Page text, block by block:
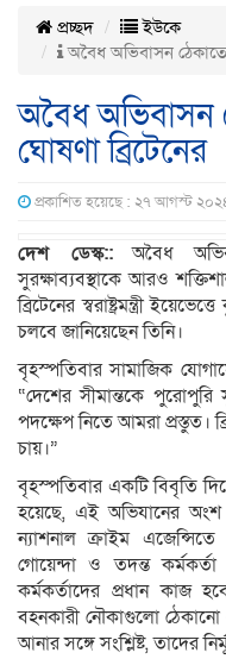
প্রচ্ছদ
ইউকে
অবৈধ অভিবাসন ঠেকাতে
অবৈধ অভিবাসন
ঘোষণা ব্রিটেনের
প্রকাশিত হয়েছে : ২৭ আগস্ট
দেশ ডেস্ক::অবৈধ
সুরক্ষাব্যবস্থাকে আরও
ব্রিটেনের স্বরাষ্ট্রমন্ত্রী
চলবে জানিয়েছেন তিনি।
বৃহস্পতিবার সামাজিক
“দেশের সীমান্তকে
পদক্ষেপ নিতে আমরা প্রস্তুত।
চায়।”
বৃহস্পতিবার একটি বিবৃতি
হয়েছে, এই অভিযানের অংশ
ন্যাশনাল ক্রাইম
গোয়েন্দা ও তদন্ত
কর্মকর্তাদের প্রধান কাজ
বহনকারী নৌকাগুলো ঠেকানো
আনার সঙ্গে সংশ্লিষ্ট, তাদের